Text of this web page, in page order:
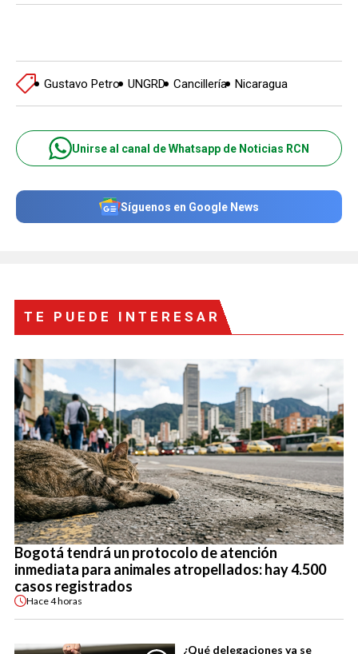
Gustavo Petro UNGRD Cancillería Nicaragua
Unirse al canal de Whatsapp de Noticias RCN
Síguenos en Google News
TE PUEDE INTERESAR
Bogotá tendrá un protocolo de atención
inmediata para animales atropellados: hay 4.500
casos registrados
Hace4 horas
¿Qué delegaciones ya se